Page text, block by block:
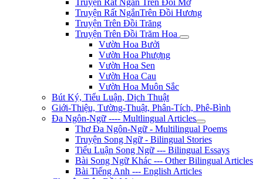
Truyện Rất Ngắn Trên Đồi Mơ
Truyện Rất NgắnTrên Đồi Hương
Truyện Trên Đồi Trăng
Truyện Trên Đồi Trăm Hoa
Vườn Hoa Bưởi
Vườn Hoa Phượng
Vườn Hoa Sen
Vườn Hoa Cau
Vườn Hoa Muôn Sắc
Bút Ký, Tiểu Luận, Dịch Thuật
Giới-Thiệu, Tường-Thuật, Phân-Tích, Phê-Bình
Đa Ngôn-Ngữ ---- Multlingual Articles
Thơ Đa Ngôn-Ngữ - Multilingual Poems
Truyện Song Ngữ - Bilingual Stories
Tiểu Luận Song Ngữ --- Bilingual Essays
Bài Song Ngữ Khác --- Other Bilingual Articles
Bài Tiếng Anh --- English Articles